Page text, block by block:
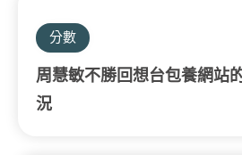
分數
周慧敏不勝回想台包養網站
況